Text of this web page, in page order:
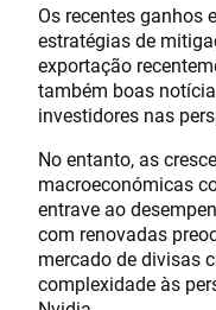
Os recentes ganhos
estratégias de
exportação
também boas
investidores nas
No entanto, as
macroeconómicas
entrave ao
com renovadas
mercado de divisas
complexidade às